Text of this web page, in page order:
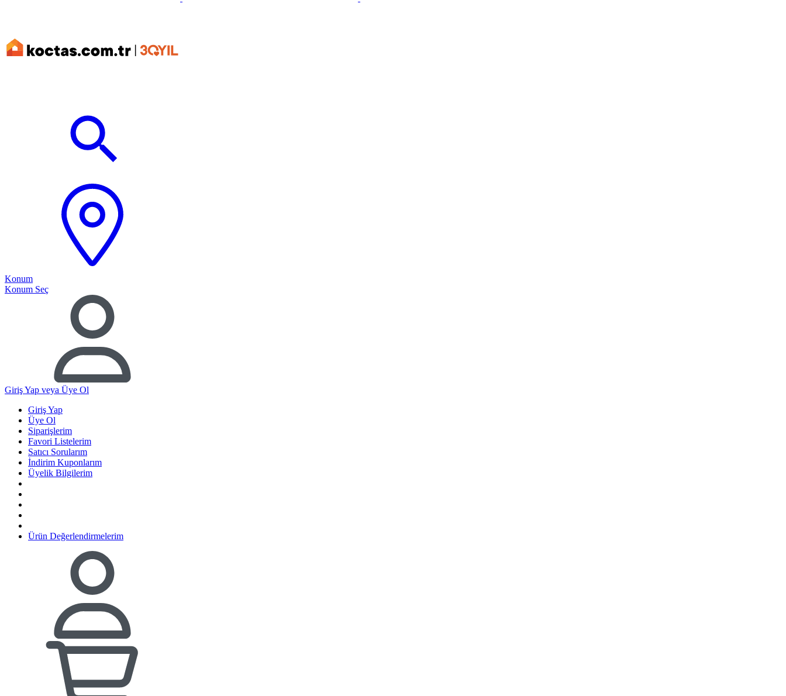
Konum
Konum Seç
Giriş Yap veya Üye Ol
Giriş Yap
Üye Ol
Siparişlerim
Favori Listelerim
Satıcı Sorularım
İndirim Kuponlarım
Üyelik Bilgilerim
Ürün Değerlendirmelerim